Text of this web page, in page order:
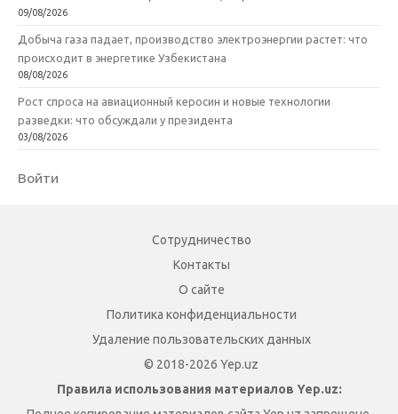
09/08/2026
Добыча газа падает, производство электроэнергии растет: что
происходит в энергетике Узбекистана
08/08/2026
Рост спроса на авиационный керосин и новые технологии
разведки: что обсуждали у президента
03/08/2026
Войти
Сотрудничество
Контакты
О сайте
Политика конфиденциальности
Удаление пользовательских данных
© 2018-2026 Yep.uz
Правила использования материалов Yep.uz: